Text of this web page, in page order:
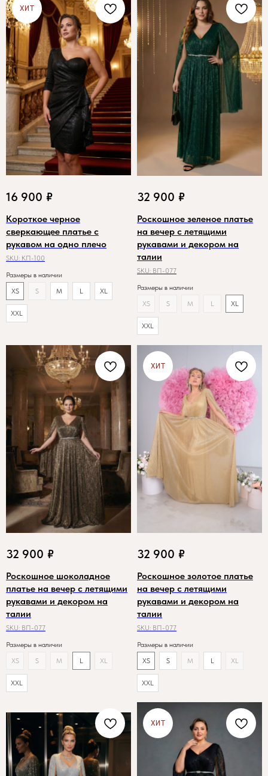
ХИТ
16 900 ₽
Короткое черное
сверкающее платье с
рукавом на одно плечо
SKU: КП-100
Размеры в наличии
XS
S M L XL
XXL
32 900 ₽
Роскошное зеленое платье
на вечер с летящими
рукавами и декором на
талии
SKU: ВП-077
Размеры в наличии
XS
S M L XL
XXL
32 900 ₽
Роскошное шоколадное
платье на вечер с летящими
рукавами и декором на
талии
SKU: ВП-077
Размеры в наличии
XS
S M L XL
XXL
ХИТ
32 900 ₽
Роскошное золотое платье
на вечер с летящими
рукавами и декором на
талии
SKU: ВП-077
Размеры в наличии
XS
S M L XL
XXL
ХИТ